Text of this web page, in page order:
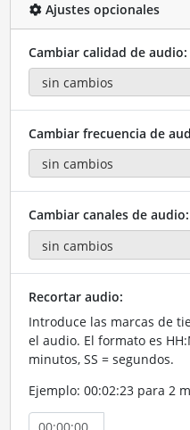
Ajustes opcionales
Cambiar calidad de audio:
Cambiar frecuencia de
Cambiar canales de audio:
Recortar audio:
Introduce las marcas de
el audio. El formato es
minutos, SS = segundos.
Ejemplo: 00:02:23 para 2